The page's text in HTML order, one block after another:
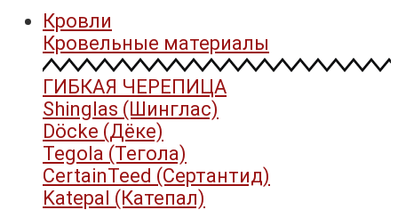
Кровли
Кровельные материалы
ГИБКАЯ ЧЕРЕПИЦА
Shinglas (Шинглас)
Döcke (Дёке)
Tegola (Тегола)
CertainTeed (Сертантид)
Katepal (Катепал)